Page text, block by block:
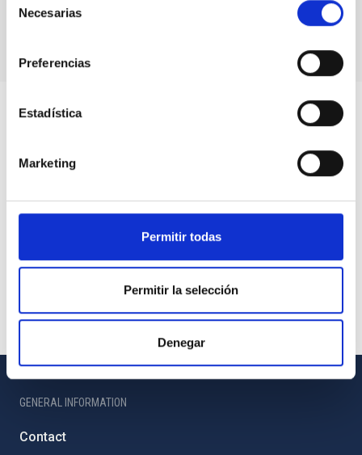
Necesarias
Preferencias
Estadística
Marketing
Permitir todas
Permitir la selección
Denegar
MASCARA-2b /KELT-20b ultra hot Jupiter
GENERAL INFORMATION
Contact